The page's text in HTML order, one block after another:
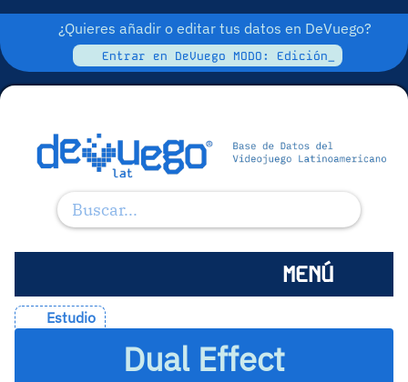
¿Quieres añadir o editar tus datos en DeVuego?
Entrar en DeVuego MODO: Edición_
MENÚ
Estudio
Dual Effect